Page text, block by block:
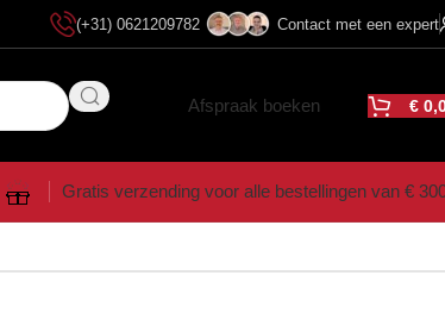
(+31) 0621209782 Contact met een expert
Afspraak boeken €
Gratis verzending voor alle bestellingen van €